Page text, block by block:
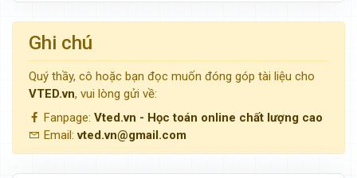
Ghi chú
Quý thầy, cô hoặc bạn đọc muốn đóng góp tài liệu cho
VTED.vn, vui lòng gửi về:
Fanpage: Vted.vn - Học toán online chất lượng cao
Email:vted.vn@gmail.com